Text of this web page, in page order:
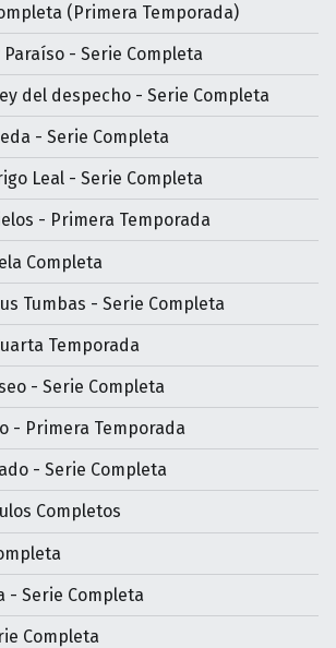
(Primera Temporada)
- Serie Completa
del despecho - Serie Completa
- Serie Completa
Leal - Serie Completa
- Primera Temporada
Completa
Tumbas - Serie Completa
Temporada
- Serie Completa
- Primera Temporada
- Serie Completa
Completos
- Serie Completa
Completa